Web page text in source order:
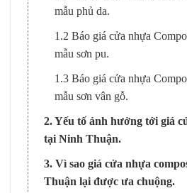
mẫu phủ da.
1.2 Báo giá cửa nhựa
mẫu sơn pu.
1.3 Báo giá cửa nhựa
mẫu sơn vân gỗ.
2. Yếu tố ảnh hưởng tới giá
tại Ninh Thuận.
3. Vì sao giá cửa nhựa
Thuận lại được ưa chuộng.